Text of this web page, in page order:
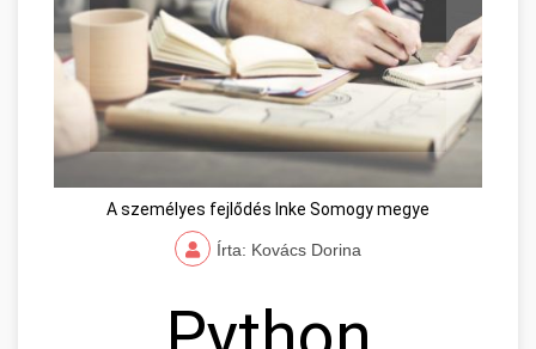
A személyes fejlődés Inke Somogy megye
Írta: Kovács Dorina